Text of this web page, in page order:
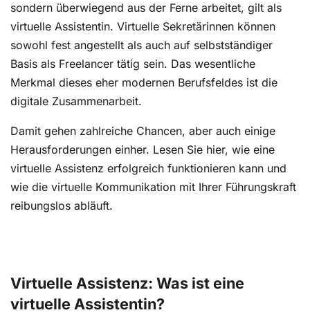
sondern überwiegend aus der Ferne arbeitet, gilt als
virtuelle Assistentin. Virtuelle Sekretärinnen können
sowohl fest angestellt als auch auf selbstständiger
Basis als Freelancer tätig sein. Das wesentliche
Merkmal dieses eher modernen Berufsfeldes ist die
digitale Zusammenarbeit.
Damit gehen zahlreiche Chancen, aber auch einige
Herausforderungen einher. Lesen Sie hier, wie eine
virtuelle Assistenz erfolgreich funktionieren kann und
wie die virtuelle Kommunikation mit Ihrer Führungskraft
reibungslos abläuft.
Virtuelle Assistenz: Was ist eine
virtuelle Assistentin?